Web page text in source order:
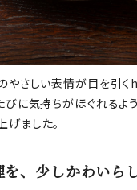
のやさしい表情が目を引
びに気持ちがほぐれるよ
ました。
、少しかわいら